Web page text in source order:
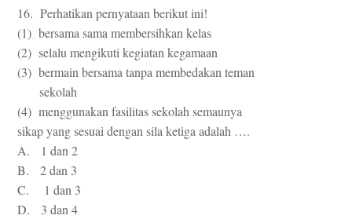
16. Perhatikan pernyataan berikut ini!
(1) bersama sama membersihkan kelas
(2) selalu mengikuti kegiatan kegamaan
(3) bermain bersama tanpa membedakan teman
sekolah
(4) menggunakan fasilitas sekolah semaunya
sikap yang sesuai dengan sila ketiga adalah ….
A. 1 dan 2
B. 2 dan 3
C. 1 dan 3
D. 3 dan 4